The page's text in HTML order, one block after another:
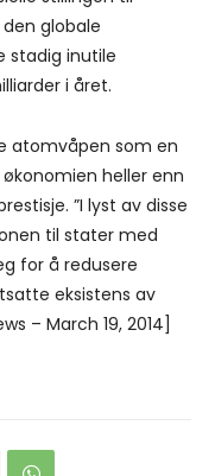
globale
stadig inutile
i året.
atomvåpen som en
heller enn
”I lyst av disse
til stater med
for å redusere
eksistens av
– March 19, 2014]